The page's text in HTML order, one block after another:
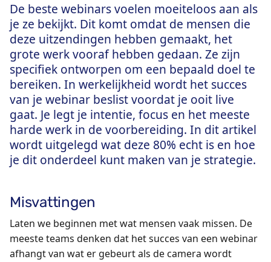
De beste webinars voelen moeiteloos aan als
je ze bekijkt. Dit komt omdat de mensen die
deze uitzendingen hebben gemaakt, het
grote werk vooraf hebben gedaan. Ze zijn
specifiek ontworpen om een bepaald doel te
bereiken. In werkelijkheid wordt het succes
van je webinar beslist voordat je ooit live
gaat. Je legt je intentie, focus en het meeste
harde werk in de voorbereiding. In dit artikel
wordt uitgelegd wat deze 80% echt is en hoe
je dit onderdeel kunt maken van je strategie.
Misvattingen
Laten we beginnen met wat mensen vaak missen. De
meeste teams denken dat het succes van een webinar
afhangt van wat er gebeurt als de camera wordt